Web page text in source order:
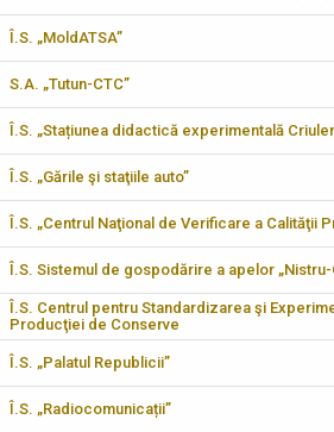
Î.S. „MoldATSA”
S.A. „Tutun-CTC”
Î.S. „Stațiunea didactică experimentală
Î.S. „Gările şi staţiile auto”
Î.S. „Centrul Naţional de Verificare a Calităţii
Î.S. Sistemul de gospodărire a apelor „Nistru-
Î.S. Centrul pentru Standardizarea şi
Producţiei de Conserve
Î.S. „Palatul Republicii”
Î.S. „Radiocomunicații”